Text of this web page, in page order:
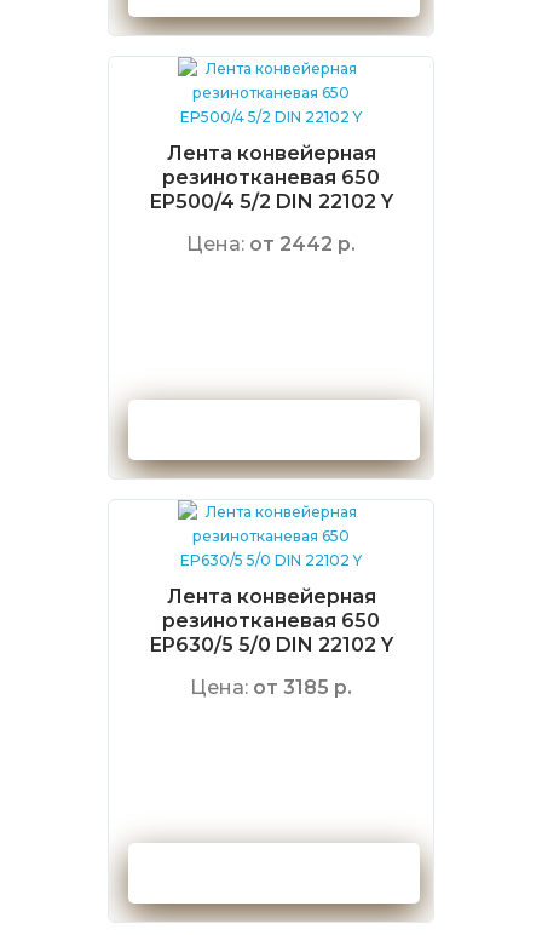
Лента конвейерная
резинотканевая 650
EP500/4 5/2 DIN 22102 Y
Цена: от 2442 р.
Лента конвейерная
резинотканевая 650
EP630/5 5/0 DIN 22102 Y
Цена: от 3185 р.